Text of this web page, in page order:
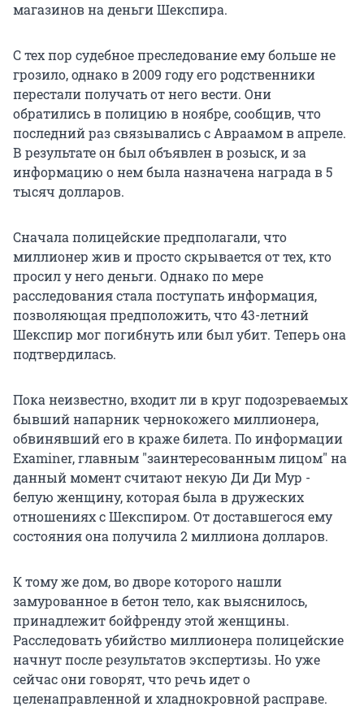
магазинов на деньги Шекспира.
С тех пор судебное преследование ему больше не
грозило, однако в 2009 году его родственники
перестали получать от него вести. Они
обратились в полицию в ноябре, сообщив, что
последний раз связывались с Авраамом в апреле.
В результате он был объявлен в розыск, и за
информацию о нем была назначена награда в 5
тысяч долларов.
Сначала полицейские предполагали, что
миллионер жив и просто скрывается от тех, кто
просил у него деньги. Однако по мере
расследования стала поступать информация,
позволяющая предположить, что 43-летний
Шекспир мог погибнуть или был убит. Теперь она
подтвердилась.
Пока неизвестно, входит ли в круг подозреваемых
бывший напарник чернокожего миллионера,
обвинявший его в краже билета. По информации
Examiner, главным "заинтересованным лицом" на
данный момент считают некую Ди Ди Мур -
белую женщину, которая была в дружеских
отношениях с Шекспиром. От доставшегося ему
состояния она получила 2 миллиона долларов.
К тому же дом, во дворе которого нашли
замурованное в бетон тело, как выяснилось,
принадлежит бойфренду этой женщины.
Расследовать убийство миллионера полицейские
начнут после результатов экспертизы. Но уже
сейчас они говорят, что речь идет о
целенаправленной и хладнокровной расправе.